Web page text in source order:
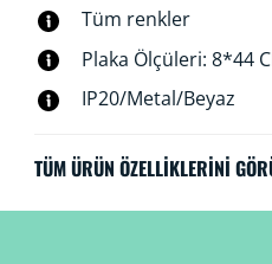
Tüm renkler
Plaka Ölçüleri: 8*44
IP20/Metal/Beyaz
TÜM ÜRÜN ÖZELLIKLERINI